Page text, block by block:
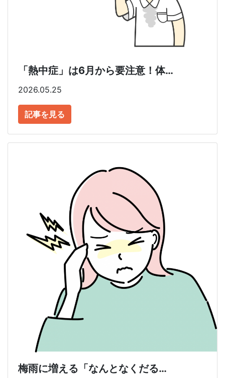
「熱中症」は6月から要注意！体…
2026.05.25
記事を見る
梅雨に増える「なんとなくだる…